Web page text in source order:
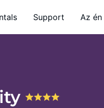
Support Az